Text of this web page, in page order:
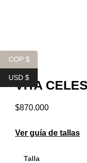
VITA
$870.000
Ver guía de tallas
Talla
COP $
USD $